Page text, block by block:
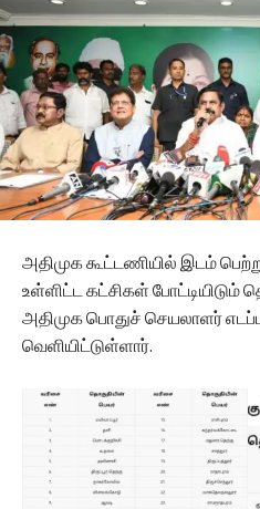
அதிமுக கூட்டணியில் இடம்
உள்ளிட்ட கட்சிகள் போட்டியிடும்
அதிமுக பொதுச் செயலாளர்
வெளியிட்டுள்ளார்.